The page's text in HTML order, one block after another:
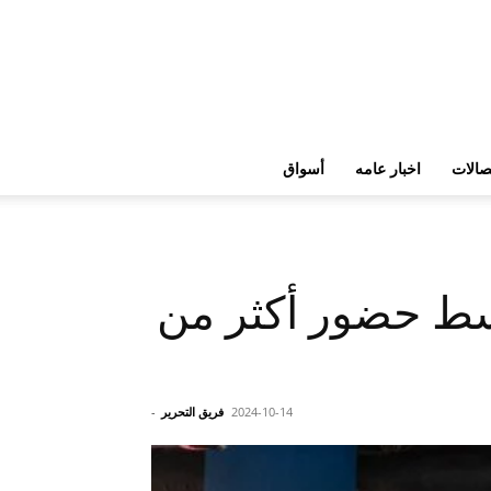
أسواق اخبار عامه
فعالياته وسط حضور أكثر من
فريق التحرير - 2024-10-14